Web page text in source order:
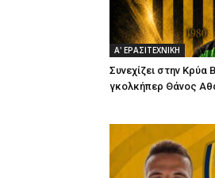
Α' ΕΡΑΣΙΤΕΧΝΙΚΗ
Συνεχίζει στην Κρύα
γκολκήπερ Θάνος